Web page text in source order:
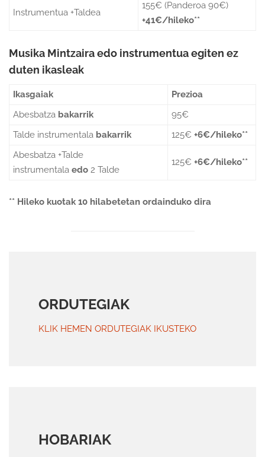
Instrumentua +Taldea
155€ (Panderoa 90€)
+41€/hileko**
Musika Mintzaira edo instrumentua egiten ez
duten ikasleak
Ikasgaiak
Prezioa
Abesbatza bakarrik
95€
Talde instrumentala bakarrik 125€ +6€/hileko**
Abesbatza +Talde
instrumentala edo 2 Talde
125€ +6€/hileko**
** Hileko kuotak 10 hilabetetan ordainduko dira
ORDUTEGIAK
KLIK HEMEN ORDUTEGIAK IKUSTEKO
HOBARIAK